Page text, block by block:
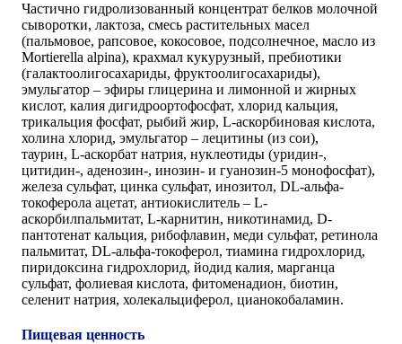
Частично гидролизованный концентрат белков молочной
сыворотки, лактоза, смесь растительных масел
(пальмовое, рапсовое, кокосовое, подсолнечное, масло из
Mortierella alpina), крахмал кукурузный, пребиотики
(галактоолигосахариды, фруктоолигосахариды),
эмульгатор – эфиры глицерина и лимонной и жирных
кислот, калия дигидроортофосфат, хлорид кальция,
трикальция фосфат, рыбий жир, L-аскорбиновая кислота,
холина хлорид, эмульгатор – лецитины (из сои),
таурин, L-аскорбат натрия, нуклеотиды (уридин-,
цитидин-, аденозин-, инозин- и гуанозин-5 монофосфат),
железа сульфат, цинка сульфат, инозитол, DL-альфа-
токоферола ацетат, антиокислитель – L-
аскорбилпальмитат, L-карнитин, никотинамид, D-
пантотенат кальция, рибофлавин, меди сульфат, ретинола
пальмитат, DL-альфа-токоферол, тиамина гидрохлорид,
пиридоксина гидрохлорид, йодид калия, марганца
сульфат, фолиевая кислота, фитоменадион, биотин,
селенит натрия, холекальциферол, цианокобаламин.
Пищевая ценность